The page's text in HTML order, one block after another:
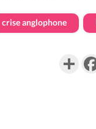
crise anglophone